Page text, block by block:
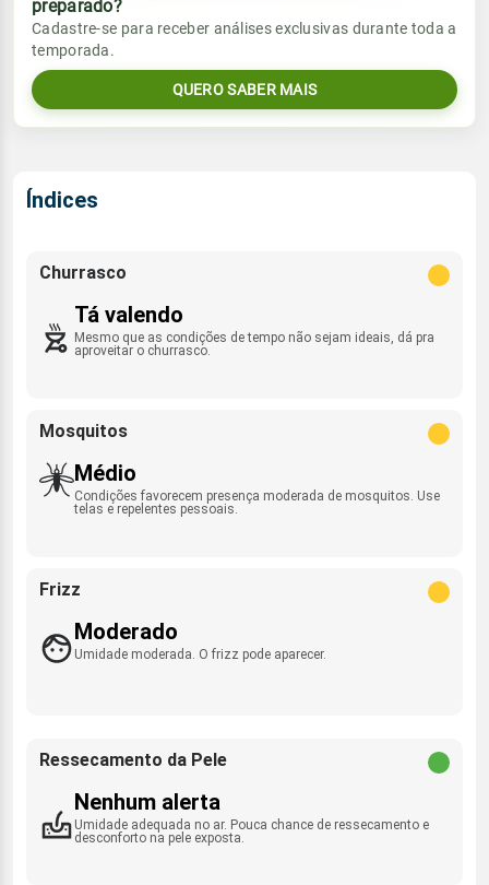
Umidade do ar
54%99%
Rajada de vento
Sol
06:00h às 17:32h
Lua
Chuva
0.4mm
Umidade do ar
Vento
NE - 7km/h
Rajada de vento
Sol
preparado?
Cadastre-se para receber análises exclusivas durante toda a
temporada.
QUERO SABER MAIS
Índices
Churrasco
Tá valendo
Mesmo que as condições de tempo não sejam ideais, dá pra
aproveitar o churrasco.
Mosquitos
Médio
Condições favorecem presença moderada de mosquitos. Use
telas e repelentes pessoais.
Frizz
Moderado
Umidade moderada. O frizz pode aparecer.
Ressecamento da Pele
Nenhum alerta
Umidade adequada no ar. Pouca chance de ressecamento e
desconforto na pele exposta.